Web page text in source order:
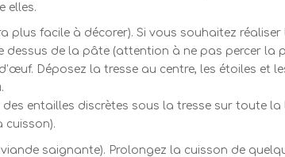
elles.
plus facile à décorer). Si vous souhaitez
de la pâte (attention à ne pas percer la
Déposez la tresse au centre, les étoiles et
entailles discrètes sous la tresse sur toute
cuisson).
saignante). Prolongez la cuisson de